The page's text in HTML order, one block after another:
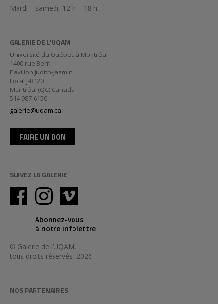
Mardi – samedi, 12 h – 18 h
GALERIE DE L’UQAM
Université du Québec à Montréal
1400 rue Berri
Pavillon Judith-Jasmin
Local J-R120
Montréal (QC) Canada
514 987-6150
galerie@uqam.ca
FAIRE UN DON
SUIVEZ LA GALERIE
Abonnez-vous
à notre infolettre
© Galerie de l’UQAM,
tous droits réservés, 2026
NOS PARTENAIRES